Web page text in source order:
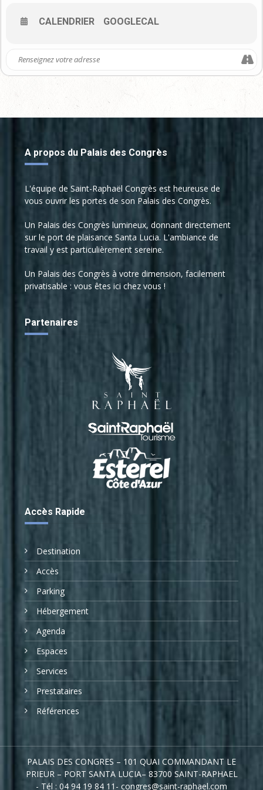
CALENDRIER GOOGLECAL
A propos du Palais des Congrès
L'équipe de Saint-Raphaël Congrès est heureuse de
vous ouvrir les portes de son Palais des Congrès.
Un Palais des Congrès lumineux, donnant directement
sur le port de plaisance Santa Lucia. L'ambiance de
travail y est particulièrement sereine.
Un Palais des Congrès à votre dimension, facilement
privatisable : vous êtes ici chez vous !
Partenaires
Accès Rapide
Destination
Accès
Parking
Hébergement
Agenda
Espaces
Services
Prestataires
Références
PALAIS DES CONGRES – 101 QUAI COMMANDANT LE
PRIEUR – PORT SANTA LUCIA– 83700 SAINT-RAPHAEL
- Tél : 04 94 19 84 11- congres@saint-raphael.com